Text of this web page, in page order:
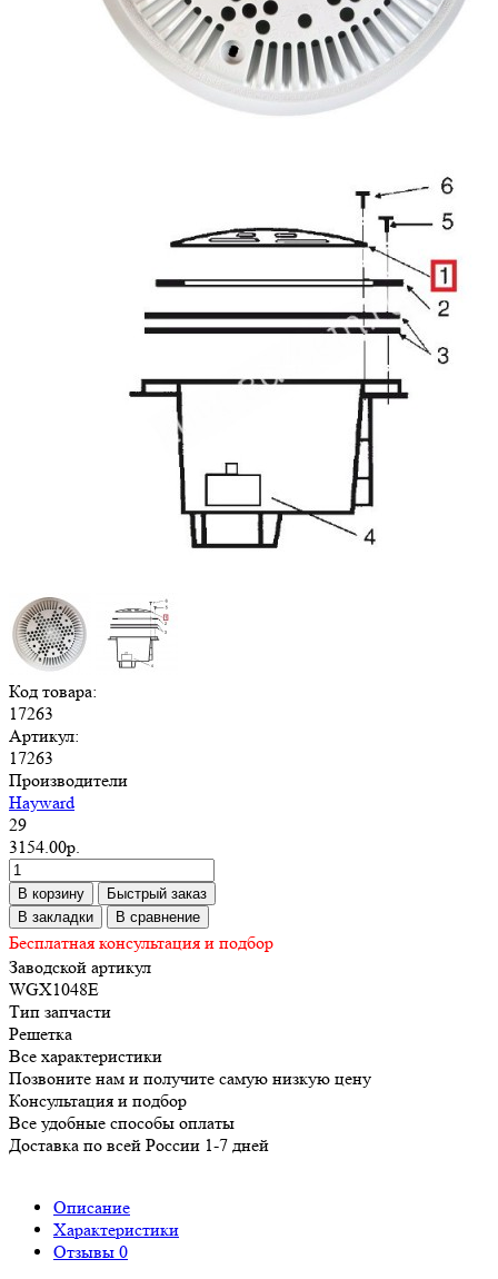
Код товара:
17263
Артикул:
17263
Производители
Hayward
29
3154.00р.
В корзину
Быстрый заказ
В закладки
В сравнение
Бесплатная консультация и подбор
Заводской артикул
WGX1048E
Тип запчасти
Решетка
Все характеристики
Позвоните нам и получите самую низкую цену
Консультация и подбор
Все удобные способы оплаты
Доставка по всей России 1-7 дней
Описание
Характеристики
Отзывы 0